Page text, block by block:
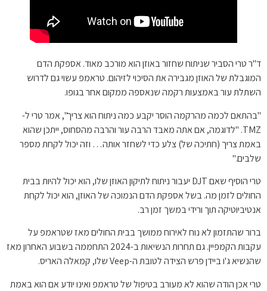
ד"ר טרי הסביר שניתוח שחזור באוזן הוא מורכב מאוד. אספקת הדם
המוגבלת של האוזן מגבירה את הסיכוי לזיהום. טראמפ עשוי גם לדרוש
השתלת עור באמצעות רקמה שנאספה ממקום אחר בגופו.
"בהתאם לכמה מהרקמה הוסר יקבע כמה ניתוח הוא צריך", אמר טרי ל-
TMZ. "לדוגמה, אם אתה מאבד הרבה עור והרבה מהסחוס, ייתכן שהוא
באמת צריך (חתיכה של) צלע כדי לשחזר אותה… וזה יכול לקחת מספר
שלבים."
טרי הוסיף שאם DJT יעבור ניתוח לתיקון האוזן שלו, הוא יכול להיות בבית
החולים לזמן מה. בשל אספקת הדם הנמוכה של האוזן, הוא יכול לקחת
אנטיביוטיקה תוך ורידי במשך זמן רב.
ברור שהתזמון לא נוח לאירוח ממושך בבית החולים מאז שטראמפ על
עקבות הקמפיין. גם תחרות הנשיאות ב-2024 התחממה בשבוע האחרון מאז
שהנשיא ג'ו ביידן פרש הצידה לטובת ה-Veep שלו, קמאלה האריס.
טרי אכן הודה שהוא לא מעורב בטיפול של טראמפ ואינו יודע אם הוא באמת